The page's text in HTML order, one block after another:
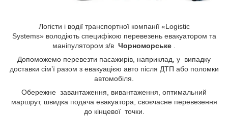
Логісти і водії транспортної компанії «Logistic
Systems» володіють специфікою перевезень евакуатором та
маніпулятором з/в Чорноморське .
Допоможемо перевезти пасажирів, наприклад, у випадку
доставки сім’ї разом з евакуацією авто після ДТП або поломки
автомобіля.
Обережне завантаження, вивантаження, оптимальний
маршрут, швидка подача евакуатора, своєчасне перевезення
до кінцевої точки.